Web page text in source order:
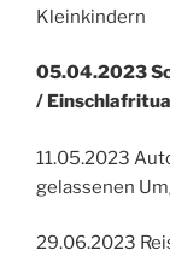
Kleinkindern
05.04.2023
/
11.05.2023
gelassenen
29.06.2023